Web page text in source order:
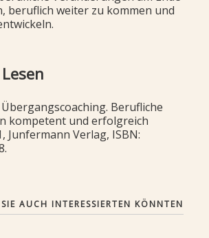
beruflich weiter zu kommen und
Berufliche
kompetent und erfolgreich
Junfermann Verlag, ISBN:
AUCH INTERESSIERTEN KÖNNTEN